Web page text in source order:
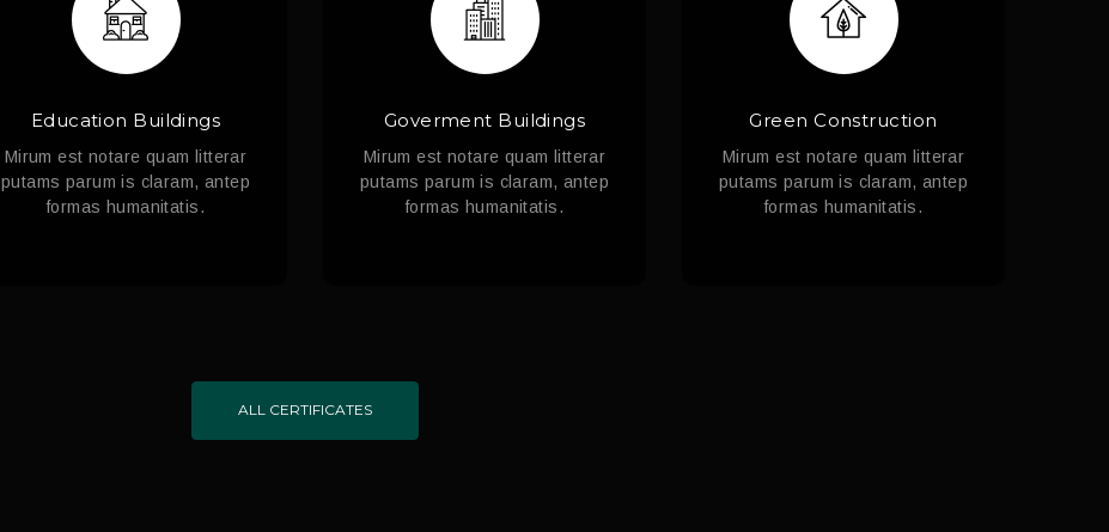
Education Buildings
Mirum est notare quam litterar
putams parum is claram, antep
formas humanitatis.
Goverment Buildings
Mirum est notare quam litterar
putams parum is claram, antep
formas humanitatis.
Green Construction
Mirum est notare quam litterar
putams parum is claram, antep
formas humanitatis.
ALL CERTIFICATES